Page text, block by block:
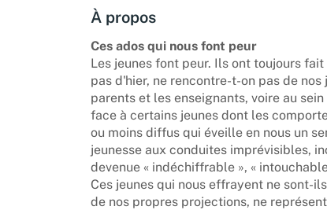
À propos
Ces ados qui nous font peur
Les jeunes font peur. Ils ont toujours
pas d'hier, ne rencontre-t-on pas de
parents et les enseignants, voire au
face à certains jeunes dont les
ou moins diffus qui éveille en nous un
jeunesse aux conduites imprévisibles,
devenue « indéchiffrable », «
Ces jeunes qui nous effrayent ne sont-
de nos propres projections, ne